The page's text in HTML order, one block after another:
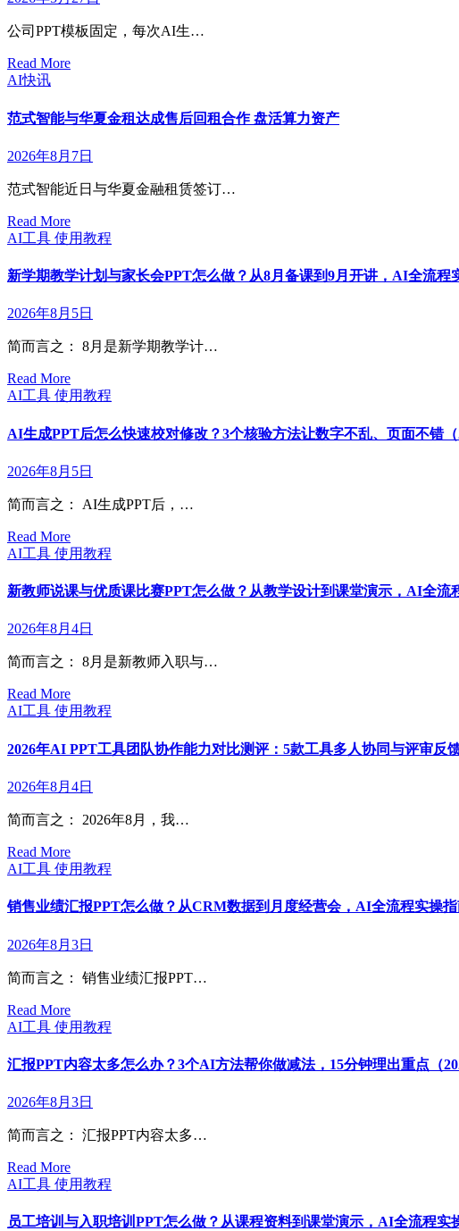
公司PPT模板固定，每次AI生…
Read More
AI快讯
范式智能与华夏金租达成售后回租合作 盘活算力资产
2026年8月7日
范式智能近日与华夏金融租赁签订…
Read More
AI工具 使用教程
新学期教学计划与家长会PPT怎么做？从8月备课到9月开讲，AI全流程
2026年8月5日
简而言之： 8月是新学期教学计…
Read More
AI工具 使用教程
AI生成PPT后怎么快速校对修改？3个核验方法让数字不乱、页面不错（
2026年8月5日
简而言之： AI生成PPT后，…
Read More
AI工具 使用教程
新教师说课与优质课比赛PPT怎么做？从教学设计到课堂演示，AI全流
2026年8月4日
简而言之： 8月是新教师入职与…
Read More
AI工具 使用教程
2026年AI PPT工具团队协作能力对比测评：5款工具多人协同与评审反馈
2026年8月4日
简而言之： 2026年8月，我…
Read More
AI工具 使用教程
销售业绩汇报PPT怎么做？从CRM数据到月度经营会，AI全流程实操指
2026年8月3日
简而言之： 销售业绩汇报PPT…
Read More
AI工具 使用教程
汇报PPT内容太多怎么办？3个AI方法帮你做减法，15分钟理出重点（
2026年8月3日
简而言之： 汇报PPT内容太多…
Read More
AI工具 使用教程
员工培训与入职培训PPT怎么做？从课程资料到课堂演示，AI全流程实